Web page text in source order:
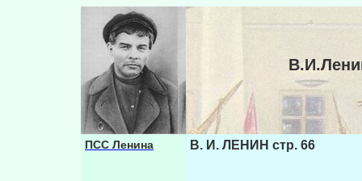
ПСС Ленина В. И. ЛЕНИН стр. 66